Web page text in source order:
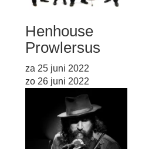
Henhouse
Prowlersus
za 25 juni 2022
zo 26 juni 2022